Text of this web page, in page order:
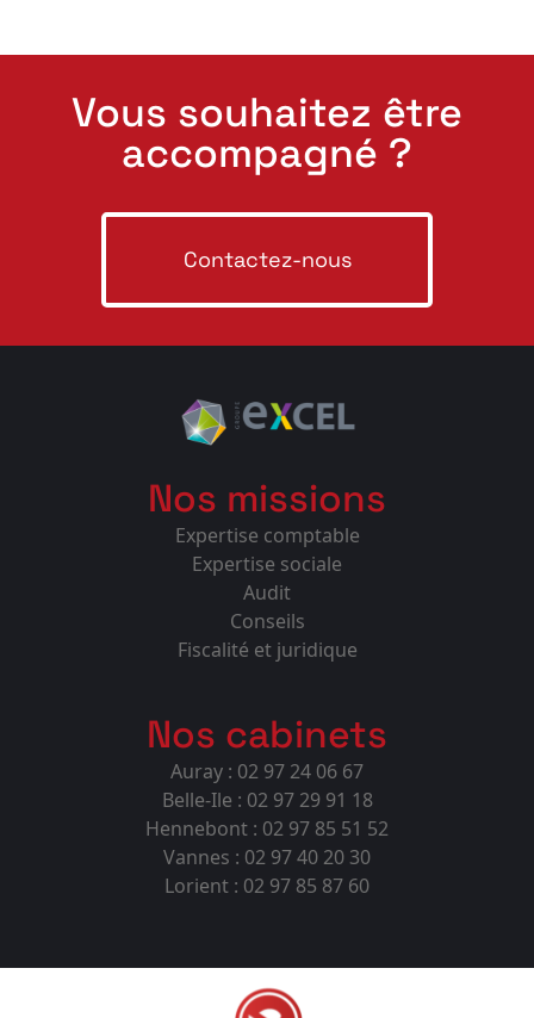
Vous souhaitez être
accompagné ?
Contactez-nous
Nos missions
Expertise comptable
Expertise sociale
Audit
Conseils
Fiscalité et juridique
Nos cabinets
Auray : 02 97 24 06 67
Belle-Ile : 02 97 29 91 18
Hennebont : 02 97 85 51 52
Vannes : 02 97 40 20 30
Lorient : 02 97 85 87 60